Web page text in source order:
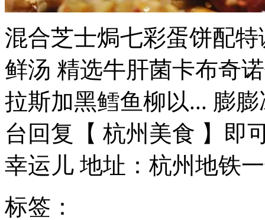
混合芝士焗七彩蛋饼配
鲜汤 精选牛肝菌卡布奇
拉斯加黑鳕鱼柳以... 膨
台回复【 杭州美食 】即
幸运儿 地址：杭州地铁
标签：